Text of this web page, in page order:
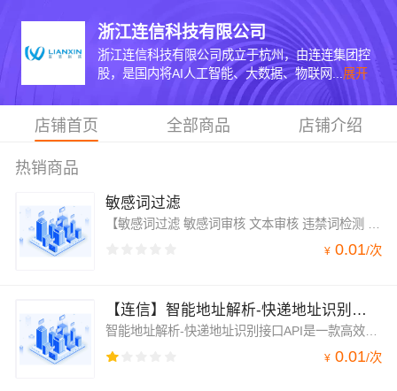
浙江连信科技有限公司
浙江连信科技有限公司成立于杭州，由连连集团控
股，是国内将AI人工智能、大数据、物联网... 展开
店铺首页 全部商品 店铺介绍
热销商品
敏感词过滤
¥ 0.01/次
【连信】智能地址解析-快递地址识别接口API-快递地址识别-智能识别地址
智能地址解析-快递地址识别接口API是一款高效、准确的地址识别服务产品，能够满足各种场景下的地址识别需求。无论是电商平台、物流系统还是政企服务领域，本产品都能为用户提供便捷、高效的地址识别服务，提升工作效率和用户体验。
¥ 0.01/次